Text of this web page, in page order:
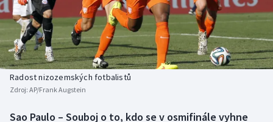
Americký fotbal
Baseball a softbal
Basketbal
Biatlon
NEPŘEHLÉDNĚTE
Soutěže
Historické návraty
Aplikace ČT sport
Radost nizozemských fotbalistů
Zdroj: AP/Frank Augstein
Sao Paulo – Souboj o to, kdo se v osmifinále vyhne